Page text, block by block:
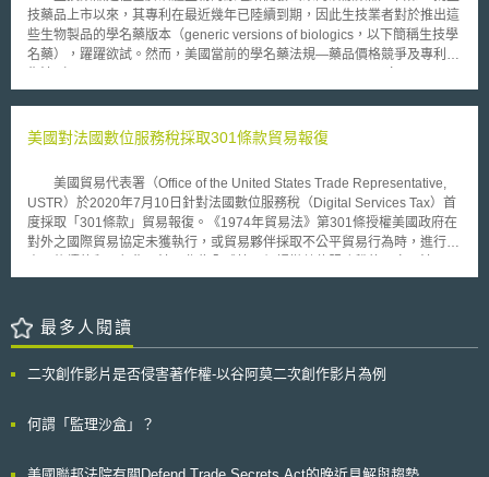
亦指出WAGRI已於日本全國範圍內蒐集大量的農業數位資料，用以開發農
業領域之基礎AI模型，並預計於2026年在WAGRI網站上提供基礎AI模型服
務。未來農業領域從業者可透過WAGRI網站提供之基礎AI模型服務，輔以
自身之農業數位資料，建立符合自身農業場域特性之特化型AI模型。 然而，
開發基礎AI模型，農業數位資料之法制配套仍需整備。因此，除了資料權屬
「涵蓋資料整體生命週期之資料交換及利用機制」，包含資料對外公開之選
範圍，以確保農業數位資料在利用前的安心共享與協作。 我國政府如欲於
農業領域發展基本AI模型，除應於全國範圍內蒐集大量之農業領域數位資料
外，亦應建立串聯資料整體生命週期之資料交換及利用機制，以降低農業數
位資料之間的協作風險。 本文為資策會科法所創智中心完成之著作，非經
同意或授權，不得為轉載、公開播送、公開傳輸、改作或重製等利用行為。
本文同步刊登於TIPS網站（https://www.tips.org.tw）
技藥品上市以來，其專利在最近幾年已陸續到期，因此生技業者對於推出這
些生物製品的學名藥版本（generic versions of biologics，以下簡稱生技學
名藥），躍躍欲試。然而，美國當前的學名藥法規—藥品價格競爭及專利回
Waxman Act, HWA），乃是針對化學藥品的學名藥版本所制定的法規，此
學名藥，生技業者無不引頸企盼政府部門通過新的法規，以使生技學名藥儘
爭與創新法（Biologics Price Competition and Innovation Act, BPCIA），
一如HWA，BPCIA的內容也呈現出各種利益折衝的色彩，法案一方面賦予
FDA對生技學名藥進行審核的新權限，並藉由減少臨床試驗之進行，加速生
技學名藥的上市；另一方面，為避免低價的生技學名藥會對品牌藥的銷售產
生衝擊，法案也有針對生技研發公司的研發誘因設計，以鼓勵其持續投入資
條文在於，究竟應給予生技研發公司多長的銷售獨家銷售權（market
exclusivity），始得允許生技學名藥廠加入市場競爭，生技研發公司與生技
學名藥廠對此的歧見甚大，前者主張十四年，後者則認為五年的時間已足，
藥代替之。
美國對法國數位服務稅採取301條款貿易報復
美國貿易代表署（Office of the United States Trade Representative,
USTR）於2020年7月10日針對法國數位服務稅（Digital Services Tax）首
度採取「301條款」貿易報復。《1974年貿易法》第301條授權美國政府在
對外之國際貿易協定未獲執行，或貿易夥伴採取不公平貿易行為時，進行調
民議會於2019年7月11日通過數位服務稅，美國隨即於2019年7月16日開啟
查報告（Report on France’s Digital Services Tax）指出法國數位服務稅是
針對美國不合理或歧視性的貿易帳礙。美國總統川普和法國總理馬克宏於
數位服務稅。美國遂對法國啟動「301條款」貿易報復，貿易報復項目係法
13億美元。儘管美國企圖透過貿易報復作為警示，許多國家仍持續研擬採取
最多人閱讀
二次創作影片是否侵害著作權-以谷阿莫二次創作影片為例
何謂「監理沙盒」？